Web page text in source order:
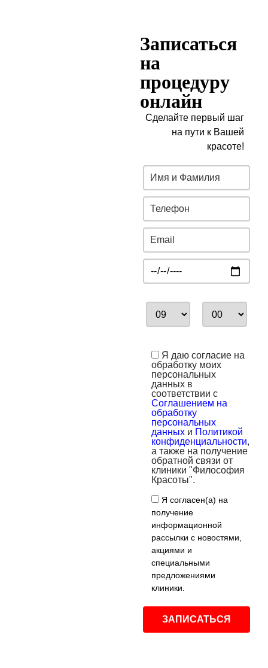
Записаться
на
процедуру
онлайн
Сделайте первый шаг
на пути к Вашей
красоте!
Я даю согласие на
обработку моих
персональных
данных в
соответствии с
Соглашением на
обработку
персональных
данных и Политикой
конфиденциальности,
а также на получение
обратной связи от
клиники "Философия
Красоты".
Я согласен(а) на
получение
информационной
рассылки с новостями,
акциями и
специальными
предложениями
клиники.